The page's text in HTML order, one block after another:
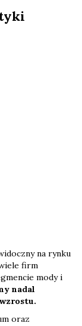
na rynku
firm
mody i
nadal
oraz